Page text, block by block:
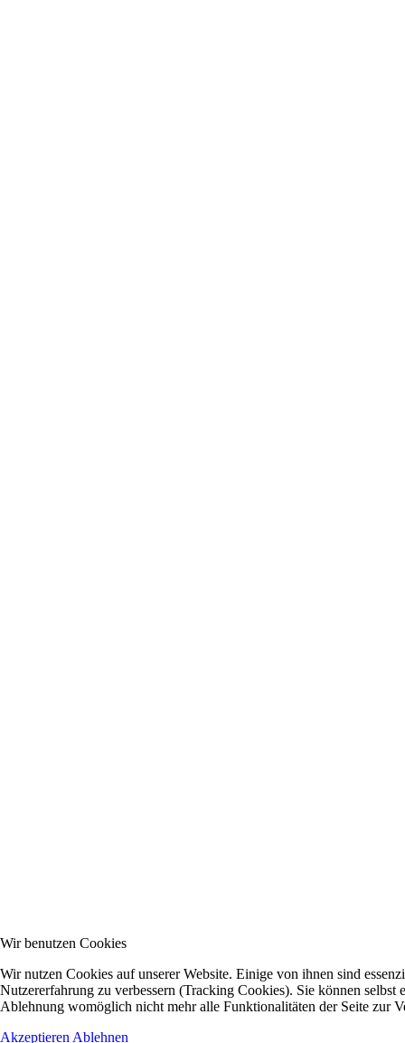
Wir benutzen Cookies
Wir nutzen Cookies auf unserer Website. Einige von ihnen sind
Nutzererfahrung zu verbessern (Tracking Cookies). Sie können selbst
Ablehnung womöglich nicht mehr alle Funktionalitäten der Seite zur
Akzeptieren Ablehnen